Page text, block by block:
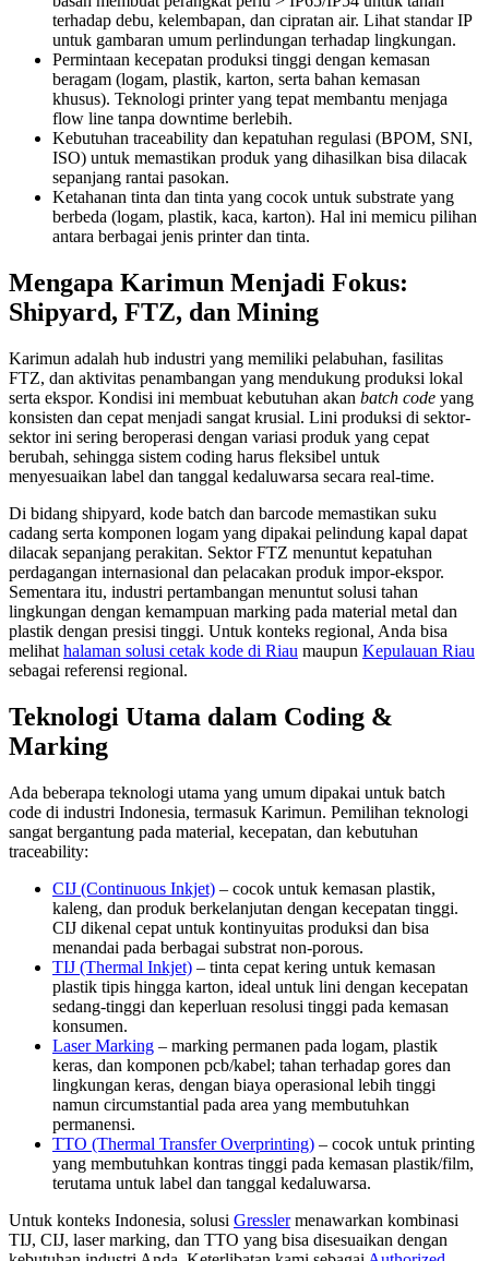
terhadap debu, kelembapan, dan cipratan air. Lihat standar IP
untuk gambaran umum perlindungan terhadap lingkungan.
Permintaan kecepatan produksi tinggi dengan kemasan
beragam (logam, plastik, karton, serta bahan kemasan
khusus). Teknologi printer yang tepat membantu menjaga
flow line tanpa downtime berlebih.
Kebutuhan traceability dan kepatuhan regulasi (BPOM, SNI,
ISO) untuk memastikan produk yang dihasilkan bisa dilacak
sepanjang rantai pasokan.
Ketahanan tinta dan tinta yang cocok untuk substrate yang
berbeda (logam, plastik, kaca, karton). Hal ini memicu pilihan
antara berbagai jenis printer dan tinta.
Mengapa Karimun Menjadi Fokus:
Shipyard, FTZ, dan Mining
Karimun adalah hub industri yang memiliki pelabuhan, fasilitas
FTZ, dan aktivitas penambangan yang mendukung produksi lokal
serta ekspor. Kondisi ini membuat kebutuhan akan batch code yang
konsisten dan cepat menjadi sangat krusial. Lini produksi di sektor-
sektor ini sering beroperasi dengan variasi produk yang cepat
berubah, sehingga sistem coding harus fleksibel untuk
menyesuaikan label dan tanggal kedaluwarsa secara real-time.
Di bidang shipyard, kode batch dan barcode memastikan suku
cadang serta komponen logam yang dipakai pelindung kapal dapat
dilacak sepanjang perakitan. Sektor FTZ menuntut kepatuhan
perdagangan internasional dan pelacakan produk impor-ekspor.
Sementara itu, industri pertambangan menuntut solusi tahan
lingkungan dengan kemampuan marking pada material metal dan
plastik dengan presisi tinggi. Untuk konteks regional, Anda bisa
melihat halaman solusi cetak kode di Riau maupun Kepulauan Riau
sebagai referensi regional.
Teknologi Utama dalam Coding &
Marking
Ada beberapa teknologi utama yang umum dipakai untuk batch
code di industri Indonesia, termasuk Karimun. Pemilihan teknologi
sangat bergantung pada material, kecepatan, dan kebutuhan
traceability:
CIJ (Continuous Inkjet) – cocok untuk kemasan plastik,
kaleng, dan produk berkelanjutan dengan kecepatan tinggi.
CIJ dikenal cepat untuk kontinyuitas produksi dan bisa
menandai pada berbagai substrat non-porous.
TIJ (Thermal Inkjet) – tinta cepat kering untuk kemasan
plastik tipis hingga karton, ideal untuk lini dengan kecepatan
sedang-tinggi dan keperluan resolusi tinggi pada kemasan
konsumen.
Laser Marking – marking permanen pada logam, plastik
keras, dan komponen pcb/kabel; tahan terhadap gores dan
lingkungan keras, dengan biaya operasional lebih tinggi
namun circumstantial pada area yang membutuhkan
permanensi.
TTO (Thermal Transfer Overprinting) – cocok untuk printing
yang membutuhkan kontras tinggi pada kemasan plastik/film,
terutama untuk label dan tanggal kedaluwarsa.
Untuk konteks Indonesia, solusi Gresslermenawarkan kombinasi
TIJ, CIJ, laser marking, dan TTO yang bisa disesuaikan dengan